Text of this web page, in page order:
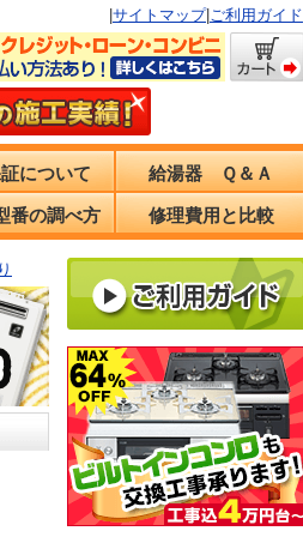
サイトマップ| ご利用ガイド
について 給湯器 Ｑ＆Ａ
番の調べ方 修理費用と比較